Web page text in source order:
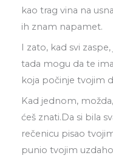
kao trag vina na
ih znam napamet.
I zato, kad svi
tada mogu da te
koja počinje tvojim
Kad jednom,
ćeš znati.Da si bila
rečenicu pisao
punio tvojim